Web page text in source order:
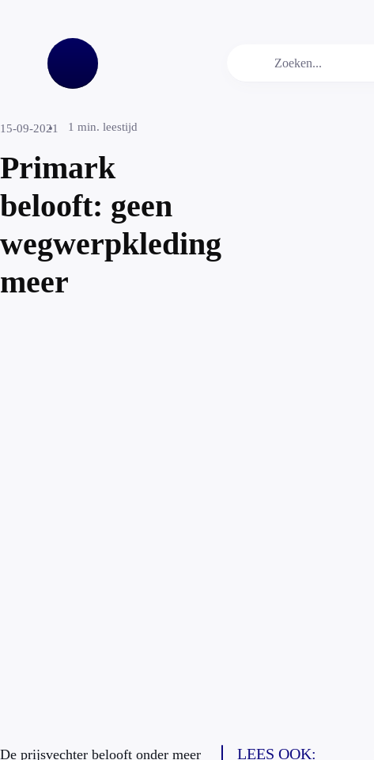
15-09-2021 1 min. leestijd
Primark
belooft: geen
wegwerpkleding
meer
De prijsvechter belooft onder meer
LEES OOK: